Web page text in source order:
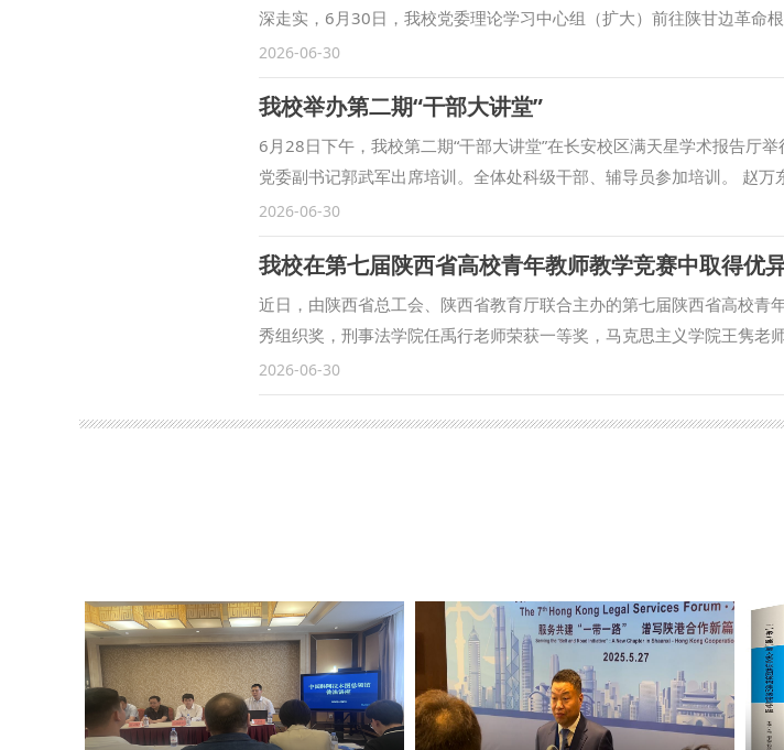
深走实，6月30日，我校党委理论学习中心组（扩大）前往陕甘边革命
开展“传承照金薪火 淬炼正确政绩观”实践研学活动。 陕甘边革命根据地
爱国主义教育示范基地。展馆紧扣“两点一存”的重要历史定位，系统展
辈攻坚克难、创建我国北方首个山区革命根据地的壮阔历程，诠释了照
值。 在讲解员引导下，中心组成员依次参观各主题展区，全面回顾陕
历史。大家驻足细看革命实物、影像资料与史料手稿，认真聆听烽火年
火燎原的奋斗征程，感受革命先辈们坚守信仰、扎根群众、顽强斗争的
到陕甘边革命英雄纪念碑前，校党委书记赵万东代表学校向革命烈士敬
巍青山存壮志，铮铮誓词践初心，敬献仪式结束，全体党员面向鲜红党
步筑牢理想信念根基，凝聚干事创业力量。 下午，一行人来到陈家坡
屋静静矗立，全体成员围坐树下，共同聆听《弘扬照金精神 筑牢理想
在场党员深受触动，大家一致认为，要自觉赓续红色血脉、传承红色基
2026-06-30
我校举办第二期“干部大讲堂”
6月28日下午，我校第二期“干部大讲堂”在长安校区满天星学术报告厅
党委副书记郭武军出席培训。全体处科级干部、辅导员参加培训。 赵万
推进树立和践行正确政绩观学习教育，帮助广大干部进一步拓宽视野、
调，全体干部要以培训为契机，勤学善思，将学校事业发展和自身岗位
校治理体系和治理能力现代化中找准定位、主动作为，切实把学习成果
推动事业发展的实际成效，以更加昂扬的精神状态和更加务实的工作作
事业高质量发展作出新的更大贡献。 本期“干部大讲堂”特别邀请西北工
大学治理现代化中提升管理能力”的专题辅导报告。张炜从大学治理的概
实践等四个方面，阐释了大学治理的核心要义，提出了提升管理能力的
步理解和把握大学治理规律、提升治理水平具有很强的针对性和指导性
一堂生动的治理能力提升课。与会干部一致表示，将把学习收获带回岗
领，在推进学校治理体系和治理能力现代化中展现新担当、实现新作为
核：康鹏）
2026-06-30
我校在第七届陕西省高校青年教师教学竞赛中取得优
近日，由陕西省总工会、陕西省教育厅联合主办的第七届陕西省高校青
秀组织奖，刑事法学院任禹行老师荣获一等奖，马克思主义学院王隽老
优秀青年教师同台竞技，我校参赛教师沉着应战、从容展示，凭借扎实
育人特色取得优异成绩，充分展现出我校青年教师过硬的教学基本功与
树人根本任务，结合学科特色精研授课内容，以严谨的教学设计、自然
2026-06-30